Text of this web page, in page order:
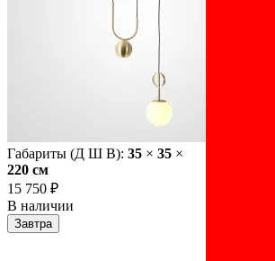
Габариты (Д Ш В): 35 × 35 ×
220 cм
15 750 ₽
В наличии
Завтра